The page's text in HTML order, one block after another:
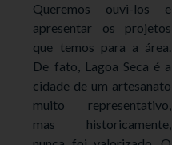
Queremos ouvi-los e
apresentar os projetos
que temos para a área.
De fato, Lagoa Seca é a
cidade de um artesanato
muito representativo,
mas historicamente,